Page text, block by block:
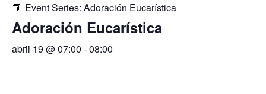
Event Series: Adoración Eucarística
Adoración Eucarística
abril 19 @ 07:00 -08:00